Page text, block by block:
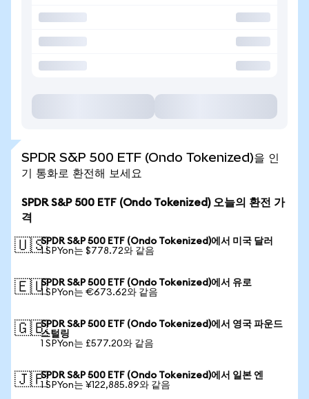
SPDR S&P 500 ETF (Ondo Tokenized)을 인
기 통화로 환전해 보세요
SPDR S&P 500 ETF (Ondo Tokenized) 오늘의 환전 가
격
🇺🇸SPDR S&P 500 ETF (Ondo Tokenized)에서 미국 달러
1 SPYon는 $778.72와 같음
🇪🇺SPDR S&P 500 ETF (Ondo Tokenized)에서 유로
1 SPYon는 €673.62와 같음
🇬🇧SPDR S&P 500 ETF (Ondo Tokenized)에서 영국 파운드
스털링
1 SPYon는 £577.20와 같음
🇯🇵SPDR S&P 500 ETF (Ondo Tokenized)에서 일본 엔
1 SPYon는 ¥122,885.89와 같음